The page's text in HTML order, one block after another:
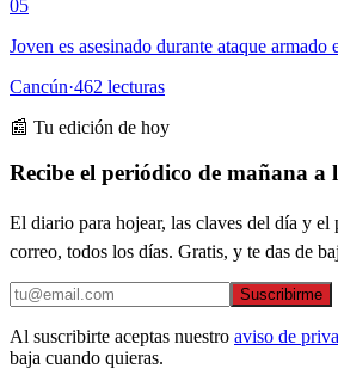
05
Joven es asesinado durante ataque armado
Cancún·462 lecturas
📰 Tu edición de hoy
Recibe el periódico de mañana a
El diario para hojear, las claves del día y
correo, todos los días. Gratis, y te das de
Suscribirme
Al suscribirte aceptas nuestro aviso de
baja cuando quieras.